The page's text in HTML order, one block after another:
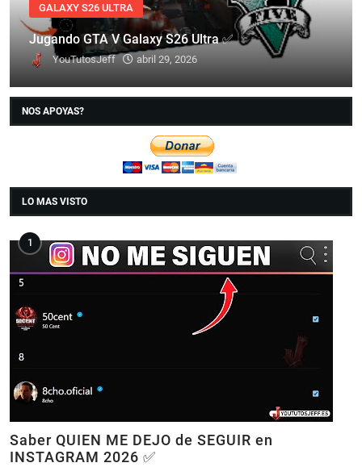
GALAXY S26 ULTRA
Jugando GTA V Galaxy S26 Ultra ✅
YouTutosJeff abril 29, 2026
NOS APOYAS?
LO MAS VISTO
Saber QUIEN ME DEJO de SEGUIR en
INSTAGRAM 2026 ✅